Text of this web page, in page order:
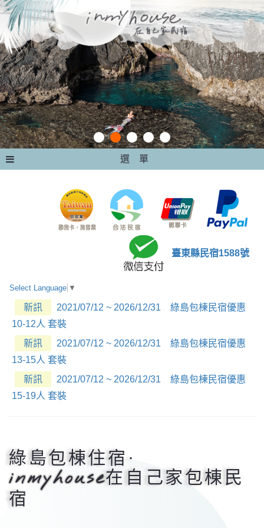
選 單
臺東縣民宿1588號
Select Language ▼
新訊
2021/07/12 ~ 2026/12/31 綠島包棟民宿優惠
10-12人 套裝
新訊
2021/07/12 ~ 2026/12/31 綠島包棟民宿優惠
13-15人 套裝
新訊
2021/07/12 ~ 2026/12/31 綠島包棟民宿優惠
15-19人 套裝
綠島包棟住宿·
inmyhouse在自己家包棟民
宿